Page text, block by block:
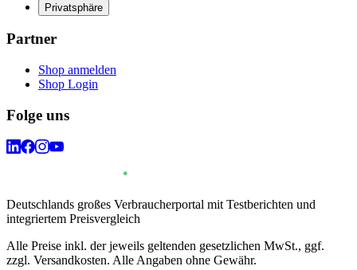
Privatsphäre
Partner
Shop anmelden
Shop Login
Folge uns
Deutschlands großes Verbraucherportal mit Testberichten und
integriertem Preisvergleich
Alle Preise inkl. der jeweils geltenden gesetzlichen MwSt., ggf.
zzgl. Versandkosten. Alle Angaben ohne Gewähr.